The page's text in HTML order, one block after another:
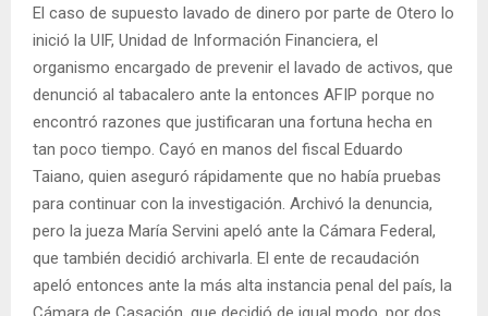
El caso de supuesto lavado de dinero por parte de Otero lo
inició la UIF, Unidad de Información Financiera, el
organismo encargado de prevenir el lavado de activos, que
denunció al tabacalero ante la entonces AFIP porque no
encontró razones que justificaran una fortuna hecha en
tan poco tiempo. Cayó en manos del fiscal Eduardo
Taiano, quien aseguró rápidamente que no había pruebas
para continuar con la investigación. Archivó la denuncia,
pero la jueza María Servini apeló ante la Cámara Federal,
que también decidió archivarla. El ente de recaudación
apeló entonces ante la más alta instancia penal del país, la